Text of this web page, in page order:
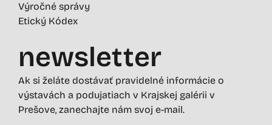
Výročné správy
Etický Kódex
newsletter
Ak si želáte dostávať pravidelné informácie o
výstavách a podujatiach v Krajskej galérii v
Prešove, zanechajte nám svoj e-mail.